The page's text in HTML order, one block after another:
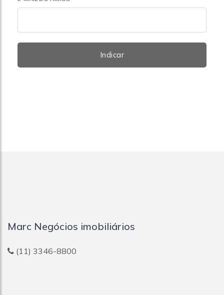
Indicar
Marc Negócios imobiliários
(11) 3346-8800